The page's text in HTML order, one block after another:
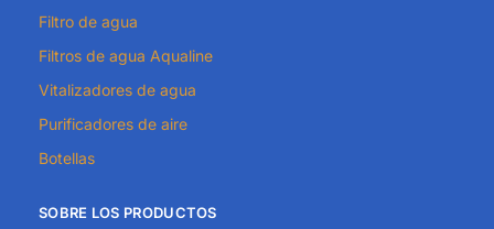
Filtro de agua
Filtros de agua Aqualine
Vitalizadores de agua
Purificadores de aire
Botellas
SOBRE LOS PRODUCTOS